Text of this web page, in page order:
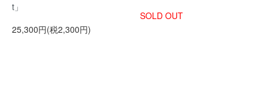
t」
25,300円(税2,300円)
SOLD OUT